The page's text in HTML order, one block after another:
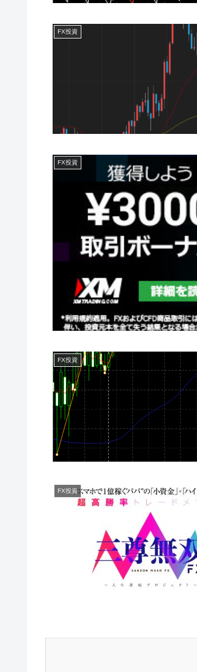
FX投資
FX投資
FX投資
FX投資